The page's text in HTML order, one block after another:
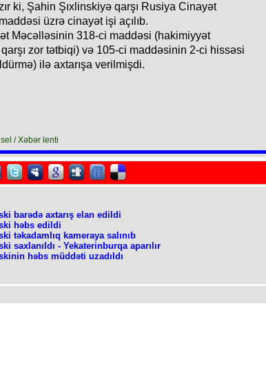
ki, Şahin Şıxlinskiyə qarşı Rusiya Cinayət
üzrə cinayət işi açılıb.
Məcəlləsinin 318-ci maddəsi (hakimiyyət
zor tətbiqi) və 105-ci maddəsinin 2-ci hissəsi
ilə axtarışa verilmişdi.
/ Xəbər lenti
barədə axtarış elan edildi
həbs edildi
təkadamlıq kameraya salınıb
saxlanıldı - Yekaterinburqa aparılır
həbs müddəti uzadıldı